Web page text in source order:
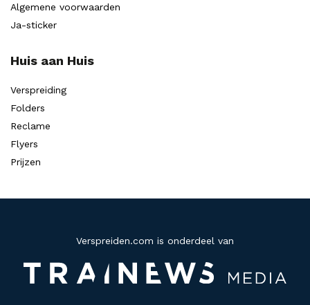
Algemene voorwaarden
Ja-sticker
Huis aan Huis
Verspreiding
Folders
Reclame
Flyers
Prijzen
Verspreiden.com is onderdeel van